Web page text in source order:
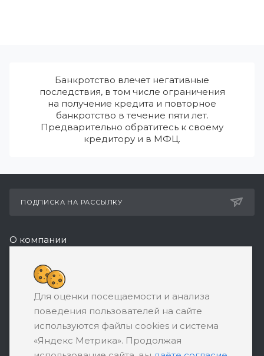
Банкротство влечет негативные
последствия, в том числе ограничения
на получение кредита и повторное
банкротство в течение пяти лет.
Предварительно обратитесь к своему
кредитору и в МФЦ.
ПОДПИСКА НА РАССЫЛКУ
О компании
Реквизиты
8 (800) 550-08-77
ЗАКАЗАТЬ ЗВОНОК
support@ratingbankrotstva.ru
111398, Москва, ул. Плеханова, д. 30,
Для оценки посещаемости и анализа
поведения пользователей на сайте
используются файлы cookies и система
«Яндекс Метрика». Продолжая